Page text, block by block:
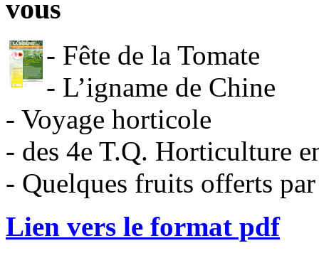
vous
- Fête de la Tomate
- L’igname de Chine
- Voyage horticole
- des 4e T.Q. Horticulture
- Quelques fruits offerts
Lien vers le format pdf